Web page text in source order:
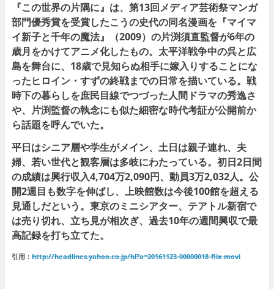
『この世界の片隅に』は、第13回メディア芸術祭マンガ
部門優秀賞を受賞したこうの史代の同名漫画を『マイマ
イ新子と千年の魔法』（2009）の片渕須直監督が6年の
歳月をかけてアニメ化したもの。太平洋戦争中の呉と広
島を舞台に、18歳で見知らぬ相手に嫁入りすることにな
ったヒロイン・すずの終戦までの日常を描いている。戦
時下の暮らしを庶民目線でつづった人間ドラマの秀逸さ
や、片渕監督の執念にも似た細密な時代考証が公開前か
ら話題を呼んでいた。
平日はシニア層や学生がメイン、土日は親子連れ、夫
婦、若い世代と観客層は多岐にわたっている。初日2日間
の成績は興行収入4,704万2,090円、動員3万2,032人。公
開2週目も数字を伸ばし、上映館数は今後100館を超える
見通しだという。東京のミニシアター、テアトル新宿で
は売り切れ、立ち見が相次ぎ、過去10年の週間興収で最
高記録を打ち立てた。
引用： http://headlines.yahoo.co.jp/hl?a=20161123-00000018-flix-movi